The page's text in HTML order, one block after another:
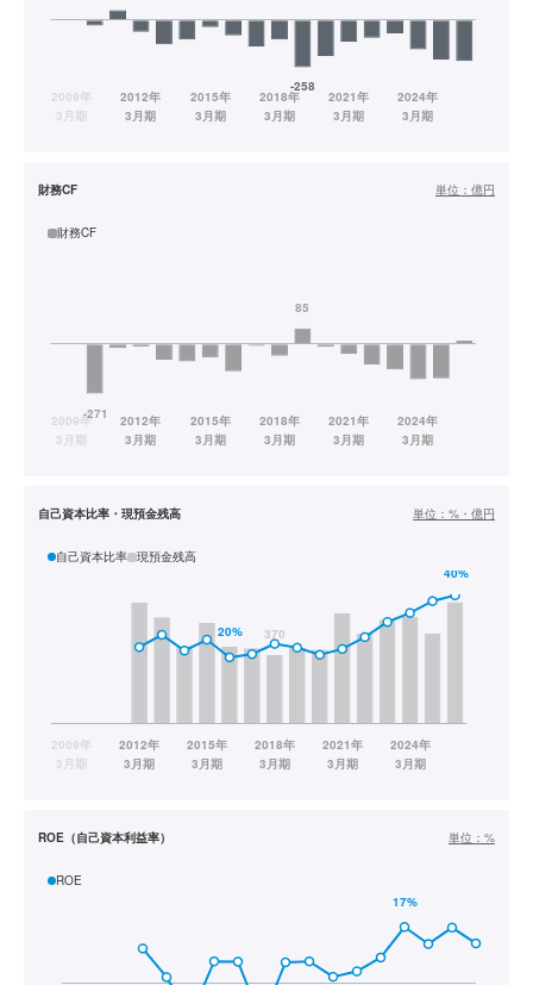
財務CF 単位： 億円
財務CF
自己資本比率・現預金残高 単位： %・億円
自己資本比率 現預金残高
ROE（自己資本利益率） 単位： %
ROE